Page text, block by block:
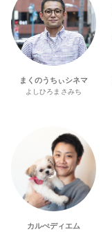
まくのうちぃシネマ
よしひろまさみち
カルぺディエム